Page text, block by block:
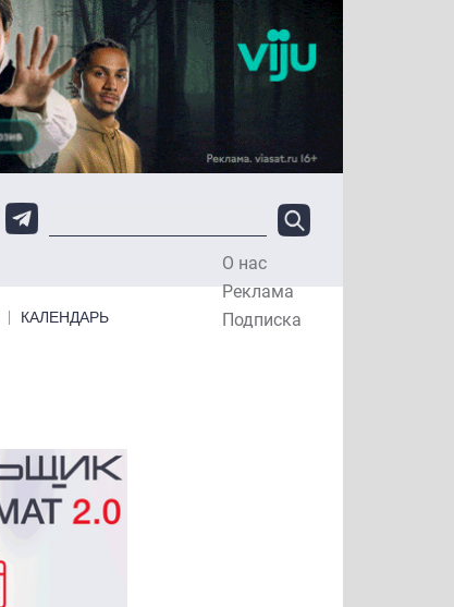
О нас
Реклама
Подписка
КАЛЕНДАРЬ